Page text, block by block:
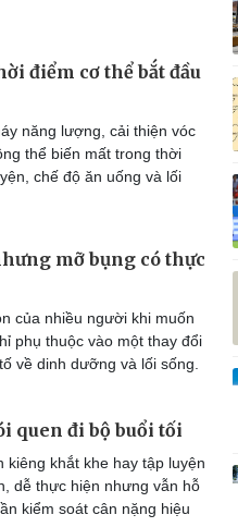
Doanh nghiệp 24h
Tư vấn
check-in
điểm cơ thể bắt đầu
năng lượng, cải thiện vóc
thể biến mất trong thời
chế độ ăn uống và lối
mỡ bụng có thực
của nhiều người khi muốn
phụ thuộc vào một thay đổi
về dinh dưỡng và lối sống.
quen đi bộ buổi tối
kiêng khắt khe hay tập luyện
dễ thực hiện nhưng vẫn hỗ
kiểm soát cân nặng hiệu